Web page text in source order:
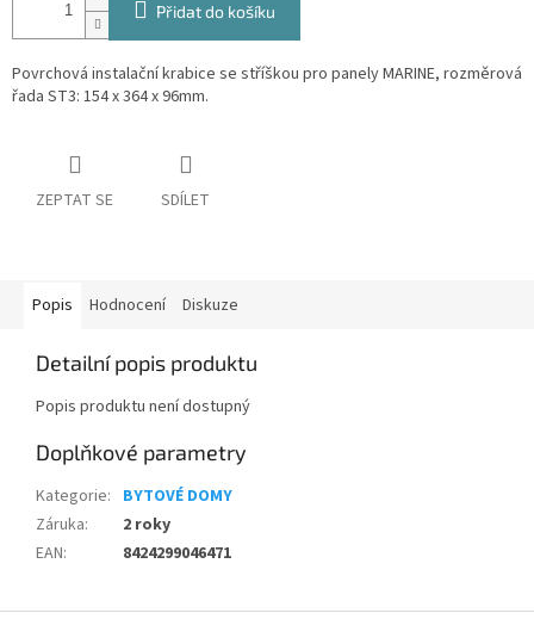
Přidat do košíku
Povrchová instalační krabice se stříškou pro panely MARINE, rozměrová
řada ST3: 154 x 364 x 96mm.
ZEPTAT SE SDÍLET
Popis Hodnocení Diskuze
Detailní popis produktu
Popis produktu není dostupný
Doplňkové parametry
Kategorie: BYTOVÉ DOMY
Záruka:
2 roky
EAN: 8424299046471